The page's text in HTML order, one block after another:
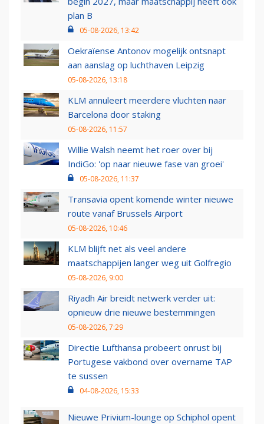
plan B
05-08-2026, 13:42
Oekraïense Antonov mogelijk ontsnapt
aan aanslag op luchthaven Leipzig
05-08-2026, 13:18
KLM annuleert meerdere vluchten naar
Barcelona door staking
05-08-2026, 11:57
Willie Walsh neemt het roer over bij
IndiGo: 'op naar nieuwe fase van groei'
05-08-2026, 11:37
Transavia opent komende winter nieuwe
route vanaf Brussels Airport
05-08-2026, 10:46
KLM blijft net als veel andere
maatschappijen langer weg uit Golfregio
05-08-2026, 9:00
Riyadh Air breidt netwerk verder uit:
opnieuw drie nieuwe bestemmingen
05-08-2026, 7:29
Directie Lufthansa probeert onrust bij
Portugese vakbond over overname TAP
te sussen
04-08-2026, 15:33
Nieuwe Privium-lounge op Schiphol opent